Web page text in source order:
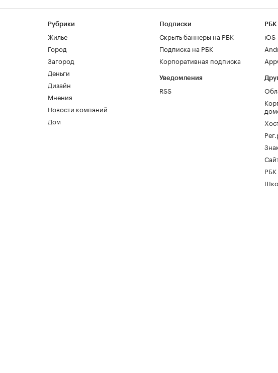
Рубрики
Жилье
Город
Загород
Деньги
Дизайн
Мнения
Новости компаний
Дом
Подписки
Скрыть баннеры на РБК
Подписка на РБК
Корпоративная подписка
Уведомления
RSS
РБК
iOS